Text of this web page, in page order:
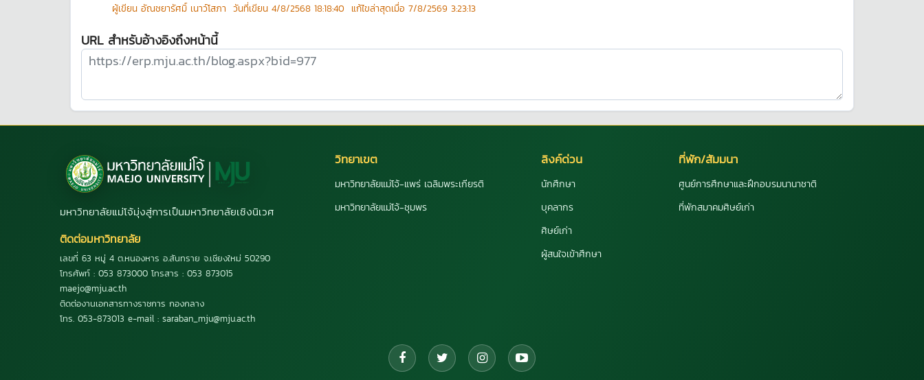
ผู้เขียน อัณชยารัศมิ์ เนาว์โสภา วันที่เขียน 4/8/2568 18:18:40 แก้ไขล่าสุดเมื่อ 7/8/2569 3:23:13
URL สำหรับอ้างอิงถึงหน้านี้
มหาวิทยาลัยแม่โจ้มุ่งสู่การเป็นมหาวิทยาลัยเชิงนิเวศ
ติดต่อมหาวิทยาลัย
เลขที่ 63 หมู่ 4 ต.หนองหาร อ.สันทราย จ.เชียงใหม่ 50290
โทรศัพท์ : 053 873000 โทรสาร : 053 873015
maejo@mju.ac.th
ติดต่องานเอกสารทางราชการ กองกลาง
โทร. 053-873013 e-mail : saraban_mju@mju.ac.th
วิทยาเขต
มหาวิทยาลัยแม่โจ้-แพร่ เฉลิมพระเกียรติ
มหาวิทยาลัยแม่โจ้-ชุมพร
ลิงค์ด่วน
นักศึกษา
บุคลากร
ศิษย์เก่า
ผู้สนใจเข้าศึกษา
ที่พัก/สัมมนา
ศูนย์การศึกษาและฝึกอบรมนานาชาติ
ที่พักสมาคมศิษย์เก่า